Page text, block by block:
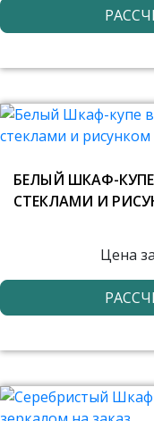
БЕЛЫЙ ШКАФ-
СТЕКЛАМИ И
Цена